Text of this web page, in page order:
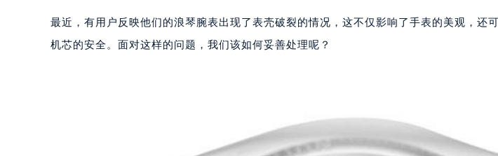
最近，有用户反映他们的浪琴腕表出现了表壳破裂的情况，这不仅影响了手表的美观，还
机芯的安全。面对这样的问题，我们该如何妥善处理呢？